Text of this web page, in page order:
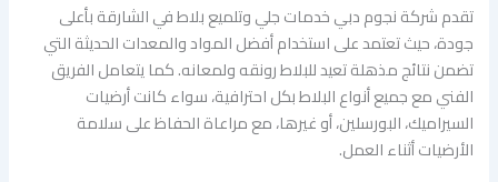
تقدم شركة نجوم دبي خدمات جلي وتلميع بلاط في الشارقة بأعلى
جودة، حيث تعتمد على استخدام أفضل المواد والمعدات الحديثة التي
تضمن نتائج مذهلة تعيد للبلاط رونقه ولمعانه. كما يتعامل الفريق
الفني مع جميع أنواع البلاط بكل احترافية، سواء كانت أرضيات
السيراميك، البورسلين، أو غيرها، مع مراعاة الحفاظ على سلامة
الأرضيات أثناء العمل.